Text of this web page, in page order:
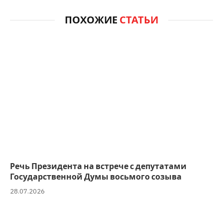
ПОХОЖИЕ СТАТЬИ
Речь Президента на встрече с депутатами
Государственной Думы восьмого созыва
28.07.2026